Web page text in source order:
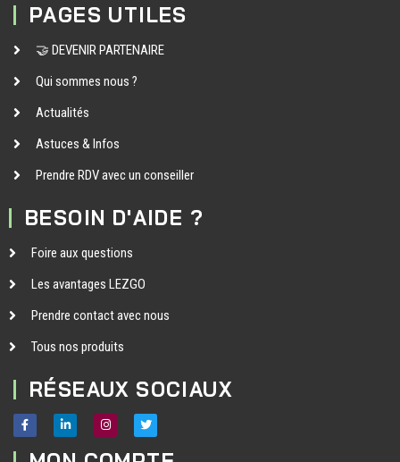
PAGES UTILES
🤝 DEVENIR PARTENAIRE
Qui sommes nous ?
Actualités
Astuces & Infos
Prendre RDV avec un conseiller
BESOIN D'AIDE ?
Foire aux questions
Les avantages LEZGO
Prendre contact avec nous
Tous nos produits
RÉSEAUX SOCIAUX